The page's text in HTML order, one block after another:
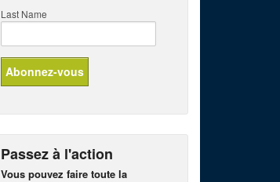
Last Name
Passez à l'action
Vous pouvez faire toute la